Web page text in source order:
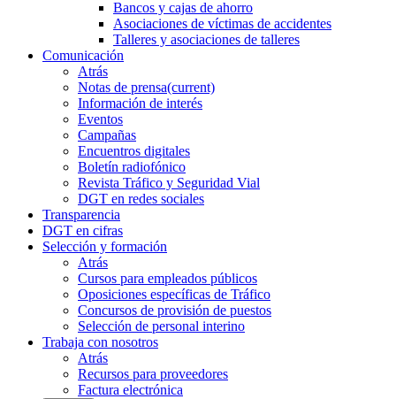
Bancos y cajas de ahorro
Asociaciones de víctimas de accidentes
Talleres y asociaciones de talleres
Comunicación
Atrás
Notas de prensa(current)
Información de interés
Eventos
Campañas
Encuentros digitales
Boletín radiofónico
Revista Tráfico y Seguridad Vial
DGT en redes sociales
Transparencia
DGT en cifras
Selección y formación
Atrás
Cursos para empleados públicos
Oposiciones específicas de Tráfico
Concursos de provisión de puestos
Selección de personal interino
Trabaja con nosotros
Atrás
Recursos para proveedores
Factura electrónica